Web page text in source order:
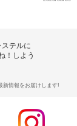
ステルに
！しよう
新情報をお届けします!